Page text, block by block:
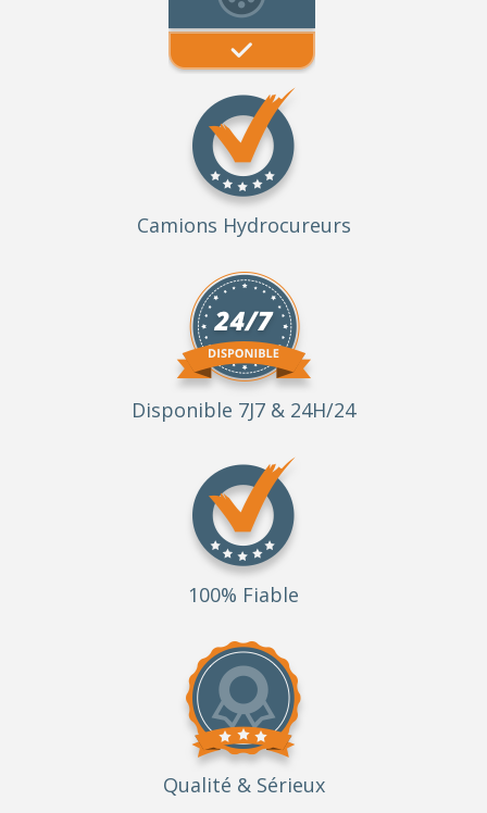
Camions Hydrocureurs
Disponible 7J7 & 24H/24
100% Fiable
Qualité & Sérieux